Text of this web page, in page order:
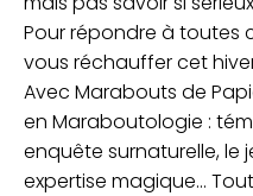
Pour répondre à toutes
vous réchauffer cet
Avec Marabouts de
en Maraboutologie :
enquête surnaturelle, le
expertise magique...